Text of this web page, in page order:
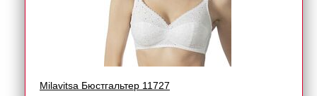
Milavitsa Бюстгальтер 11727